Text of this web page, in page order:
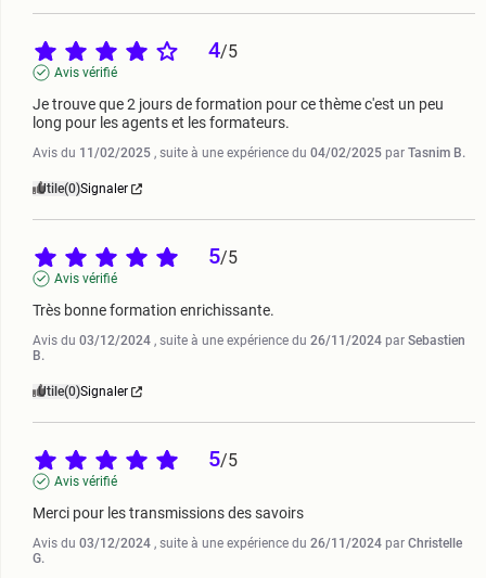
4/5
Avis vérifié
Je trouve que 2 jours de formation pour ce thème c'est un peu
long pour les agents et les formateurs.
Avis du 11/02/2025 , suite à une expérience du 04/02/2025 par Tasnim B.
Utile(0)Signaler
5/5
Avis vérifié
Très bonne formation enrichissante.
Avis du 03/12/2024 , suite à une expérience du 26/11/2024 par Sebastien
B.
Utile(0)Signaler
5/5
Avis vérifié
Merci pour les transmissions des savoirs
Avis du 03/12/2024 , suite à une expérience du 26/11/2024 par Christelle
G.